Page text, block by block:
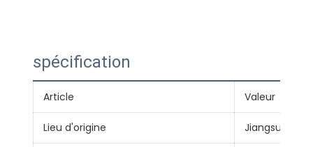
spécification
Article Valeur
Lieu d'origine Jiangsu,